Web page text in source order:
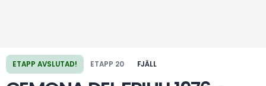
ETAPP AVSLUTAD! ETAPP 20 FJÄLL